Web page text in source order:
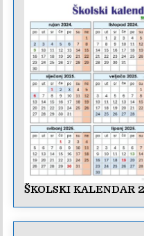
ŠKOLSKI KALENDAR